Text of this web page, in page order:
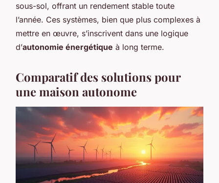
sous-sol, offrant un rendement stable toute
l’année. Ces systèmes, bien que plus complexes à
mettre en œuvre, s’inscrivent dans une logique
d’autonomie énergétique à long terme.
Comparatif des solutions pour
une maison autonome